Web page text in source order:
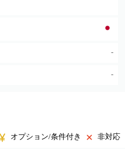
-
-
オプション/条件付き 非対応